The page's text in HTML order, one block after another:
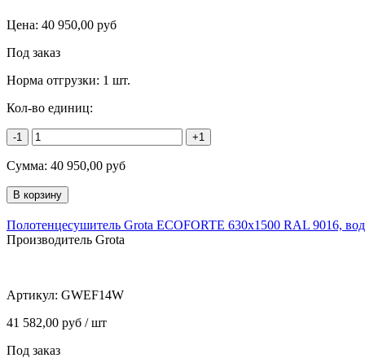
Цена: 40 950,00 руб
Под заказ
Норма отгрузки: 1 шт.
Кол-во единиц:
-1 +1
Сумма: 40 950,00 руб
Полотенцесушитель Grota ECOFORTE 630x1500 RAL 9016,
Производитель Grota
Артикул: GWEF14W
41 582,00 руб / шт
Под заказ